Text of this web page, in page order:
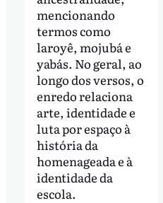
mencionando
termos como
laroyê, mojubá e
yabás. No geral, ao
longo dos versos, o
enredo relaciona
arte, identidade e
luta por espaço à
história da
homenageada e à
identidade da
escola.